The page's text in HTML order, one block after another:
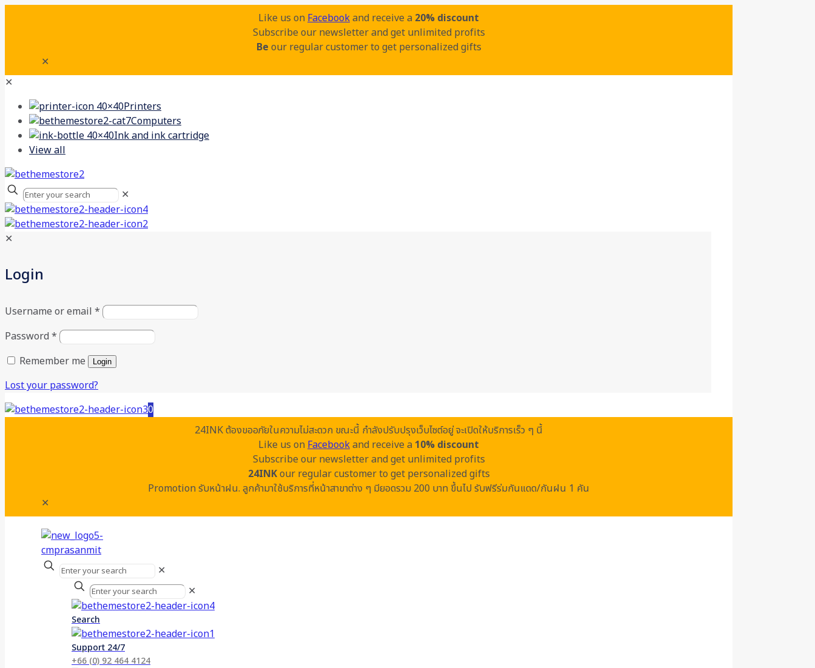
Like us on Facebookand receive a 20% discount
Subscribe our newsletter and get unlimited profits
Be our regular customer to get personalized gifts
✕
✕
Printers
Computers
Ink and ink cartridge
View all
✕
✕
Login
Username or email *
Password *
Remember me
Login
Lost your password?
0
24INK ต้องขออภัยในความไม่สะดวก ขณะนี้ กำลังปรับปรุงเว็บไซต์อยู่ จะเปิดให้บริการเร็ว ๆ นี้
Like us on Facebookand receive a 10% discount
Subscribe our newsletter and get unlimited profits
24INKour regular customer to get personalized gifts
Promotion รับหน้าฝน. ลูกค้ามาใช้บริการที่หน้าสาขาต่าง ๆ มียอดรวม 200 บาท ขึ้นไป รับฟรีร่มกันแดด/กันฝน 1 คัน
✕
✕
✕
Search
Support 24/7
+66 (0) 92 464 4124